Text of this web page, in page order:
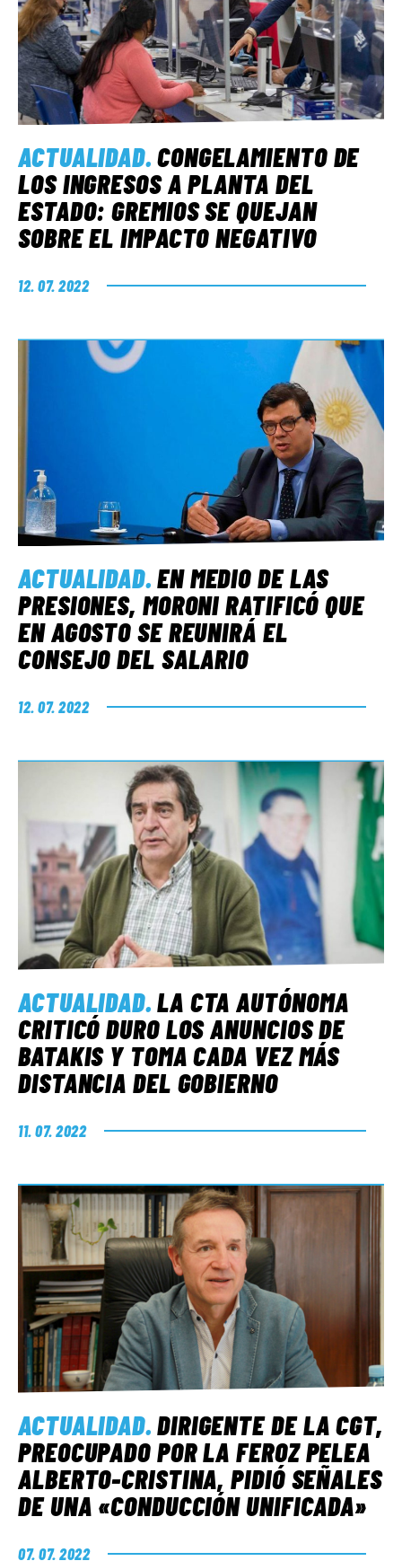
ACTUALIDAD.CONGELAMIENTO DE
LOS INGRESOS A PLANTA DEL
ESTADO: GREMIOS SE QUEJAN
SOBRE EL IMPACTO NEGATIVO
12. 07. 2022
ACTUALIDAD.EN MEDIO DE LAS
PRESIONES, MORONI RATIFICÓ QUE
EN AGOSTO SE REUNIRÁ EL
CONSEJO DEL SALARIO
12. 07. 2022
ACTUALIDAD.LA CTA AUTÓNOMA
CRITICÓ DURO LOS ANUNCIOS DE
BATAKIS Y TOMA CADA VEZ MÁS
DISTANCIA DEL GOBIERNO
11. 07. 2022
ACTUALIDAD.DIRIGENTE DE LA CGT,
PREOCUPADO POR LA FEROZ PELEA
ALBERTO-CRISTINA, PIDIÓ SEÑALES
DE UNA «CONDUCCIÓN UNIFICADA»
07. 07. 2022